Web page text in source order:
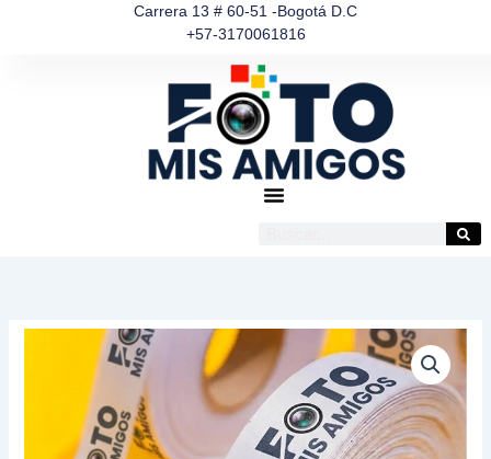
Carrera 13 # 60-51 -Bogotá D.C
+57-3170061816
Personalizada
Metro